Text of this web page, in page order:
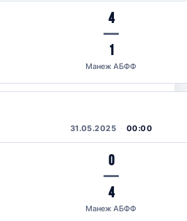
4
—
1
Манеж АБФФ
31.05.2025 00:00
0
—
4
Манеж АБФФ